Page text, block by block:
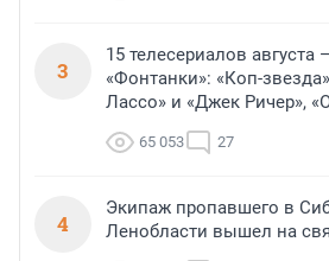
3
15 телесериалов августа
«Фонтанки»: «Коп-
Лассо» и «Джек Ричер»,
65 053 27
4
Экипаж пропавшего в
Ленобласти вышел на